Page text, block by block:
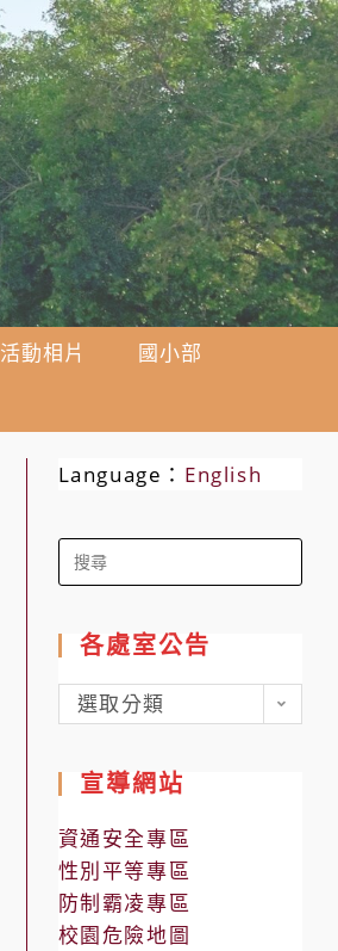
活動相片
國小部
Language： English
Search
for:
各處室公告
各
處
公
告
選取分類
宣導網站
資通安全專區
性別平等專區
防制霸凌專區
校園危險地圖